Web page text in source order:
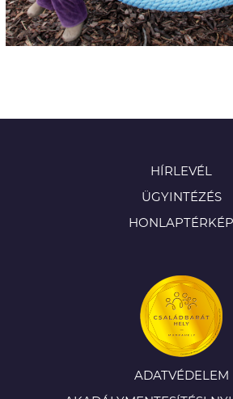
HÍRLEVÉL
ÜGYINTÉZÉS
HONLAPTÉRKÉP
ADATVÉDELEM